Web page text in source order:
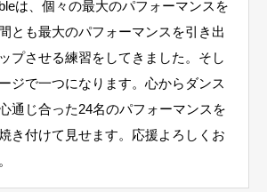
は、個々の最大のパフォーマンスを
とも最大のパフォーマンスを引き出
プさせる練習をしてきました。そし
ジで一つになります。心からダンス
通じ合った24名のパフォーマンスを
き付けて見せます。応援よろしくお